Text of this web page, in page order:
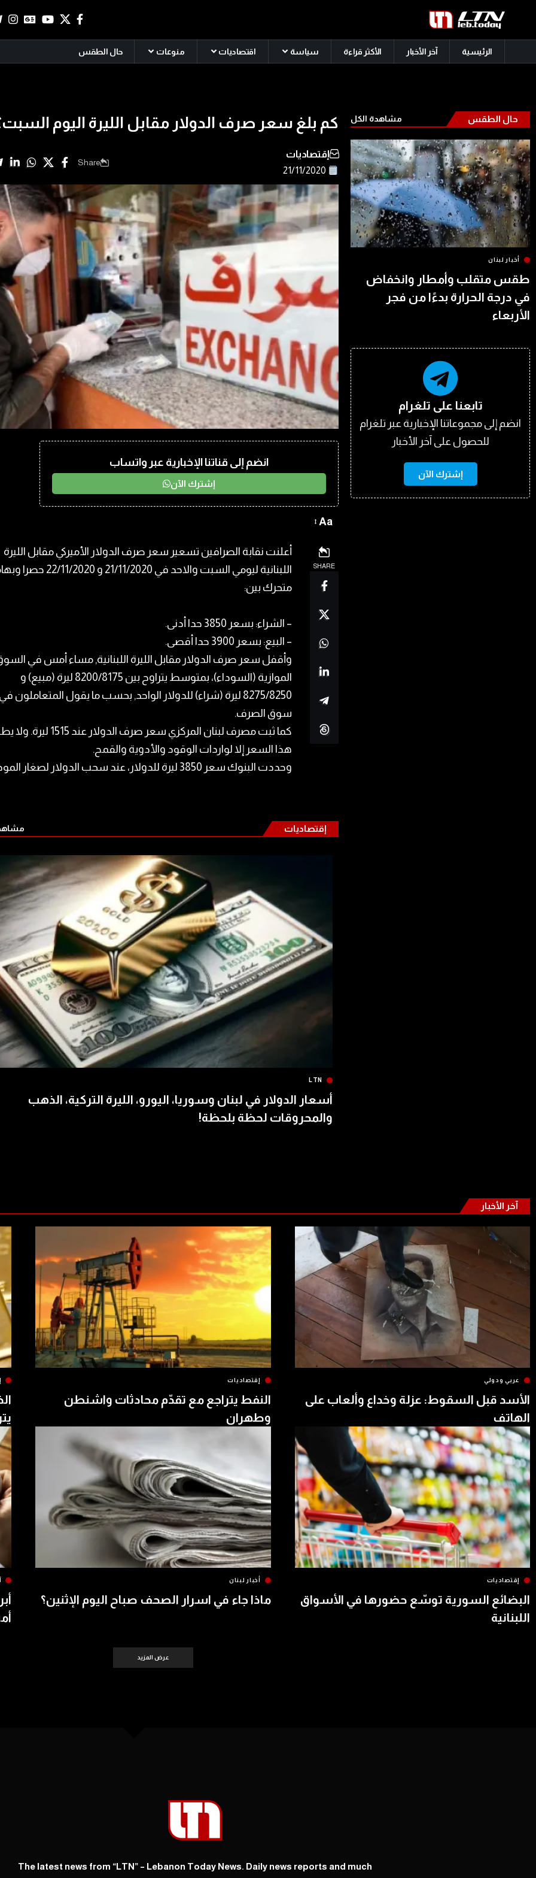
الرئيسية آخر الأخبار الأكثر قراءة سياسة اقتصاديات منوعات حال الطقس
حال الطقس مشاهدة الكل
أخبار لبنان
طقس متقلب وأمطار وانخفاض
في درجة الحرارة بدءًا من فجر
الأربعاء
تابعنا على تلغرام
انضم إلى مجموعاتنا الإخبارية عبر تلغرام
للحصول على آخر الأخبار
إشترك الآن
كم بلغ سعر صرف الدولار مقابل الليرة اليوم
إقتصاديات
Share
انضم إلى قناتنا الإخبارية عبر واتساب
إشترك الآن
Aa
SHARE
أعلنت نقابة الصرافين تسعير سعر صرف الدولار الأميركي مقابل الليرة
اللبنانية ليومي السبت والاحد في 21/11/2020
متحرك بين:
– الشراء: بسعر 3850 حدا أدنى.
– البيع: بسعر 3900 حدا أقصى.
وأقفل سعر صرف الدولار مقابل الليرة اللبنانية, مساء أمس في
الموازية (السوداء)
، بمتوسط يتراوح بين 8200/8175 ليرة (مبيع) و
8275/8250 ليرة (شراء) للدولار الواحد, بحسب ما يقول المتعاملون في
سوق الصرف.
كما ثبت مصرف لبنان
المركزي سعر صرف الدولار عند 1515
هذا السعر إلا لواردات الوقود والأدوية والقمح.
وحددت البنوك سعر 3850 ليرة للدولار، عند سحب الدولار لصغار المودعين.
إقتصاديات
LTN
أسعار الدولار في لبنان وسوريا، اليورو، الليرة التركية، الذهب
والمحروقات لحظة بلحظة!
آخر الأخبار
عربي ودولي
الأسد قبل السقوط: عزلة وخداع وألعاب على
الهاتف
إقتصاديات
النفط يتراجع مع تقدّم محادثات واشنطن
وطهران
إقتصاديات
البضائع السورية توسّع حضورها في الأسواق
اللبنانية
أخبار لبنان
ماذا جاء في اسرار الصحف صباح اليوم الإثنين؟
عرض المزيد
The latest news from “LTN” – Lebanon Today News. Daily news reports and much